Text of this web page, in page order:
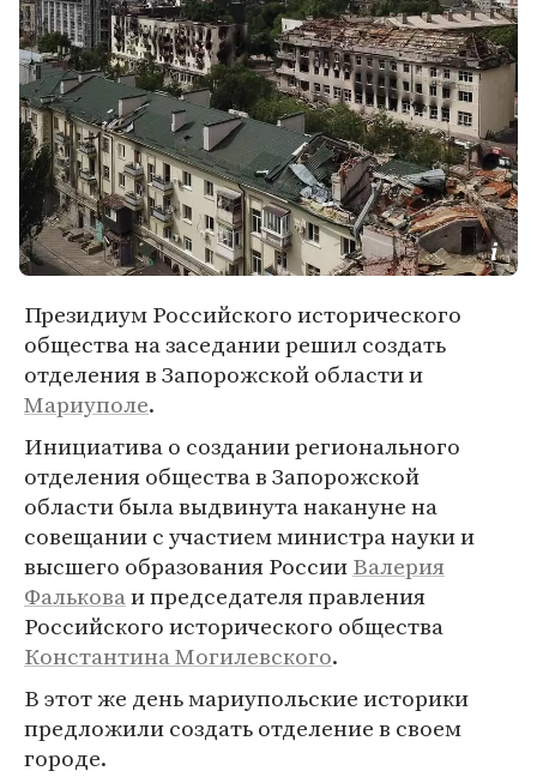
Президиум Российского исторического
общества на заседании решил создать
отделения в Запорожской области и
Мариуполе.
Инициатива о создании регионального
отделения общества в Запорожской
области была выдвинута накануне на
совещании с участием министра науки и
высшего образования РоссииВалерия
Фальковаи председателя правления
Российского исторического общества
Константина Могилевского.
В этот же день мариупольские историки
предложили создать отделение в своем
городе.